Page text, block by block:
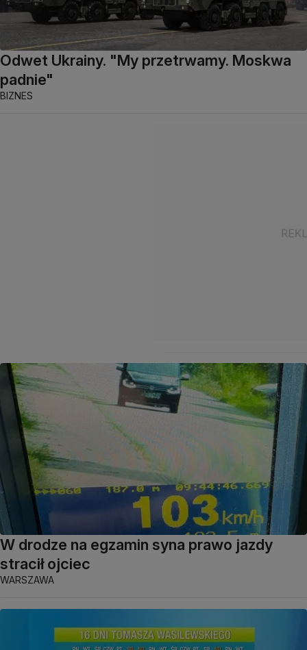
Odwet Ukrainy. "My przetrwamy. Moskwa
padnie"
BIZNES
W drodze na egzamin syna prawo jazdy
stracił ojciec
WARSZAWA